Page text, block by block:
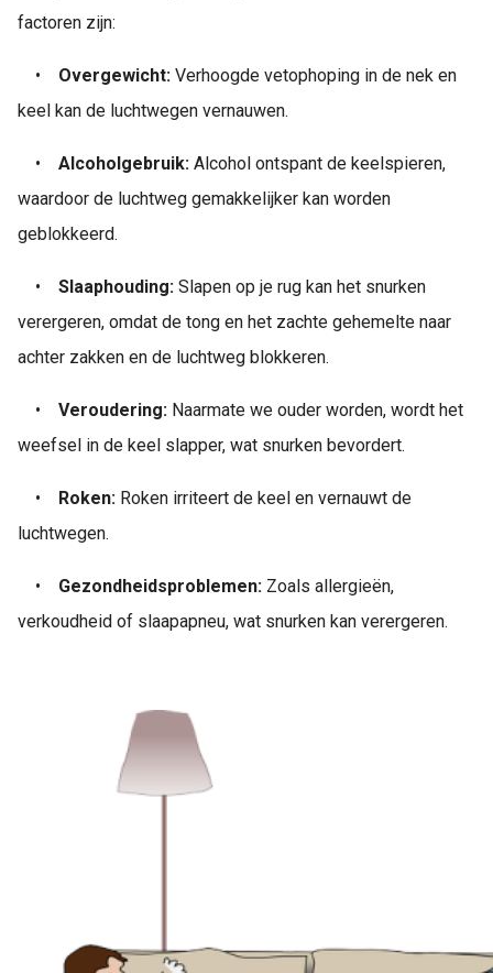
factoren zijn:
• Overgewicht: Verhoogde vetophoping in de nek en
keel kan de luchtwegen vernauwen.
• Alcoholgebruik: Alcohol ontspant de keelspieren,
waardoor de luchtweg gemakkelijker kan worden
geblokkeerd.
• Slaaphouding: Slapen op je rug kan het snurken
verergeren, omdat de tong en het zachte gehemelte naar
achter zakken en de luchtweg blokkeren.
• Veroudering: Naarmate we ouder worden, wordt het
weefsel in de keel slapper, wat snurken bevordert.
• Roken: Roken irriteert de keel en vernauwt de
luchtwegen.
• Gezondheidsproblemen: Zoals allergieën,
verkoudheid of slaapapneu, wat snurken kan verergeren.